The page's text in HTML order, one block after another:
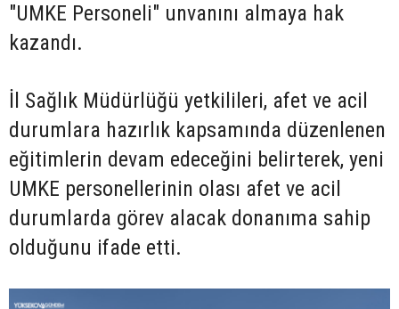
"UMKE Personeli" unvanını almaya hak
kazandı.
İl Sağlık Müdürlüğü yetkilileri, afet ve acil
durumlara hazırlık kapsamında düzenlenen
eğitimlerin devam edeceğini belirterek, yeni
UMKE personellerinin olası afet ve acil
durumlarda görev alacak donanıma sahip
olduğunu ifade etti.